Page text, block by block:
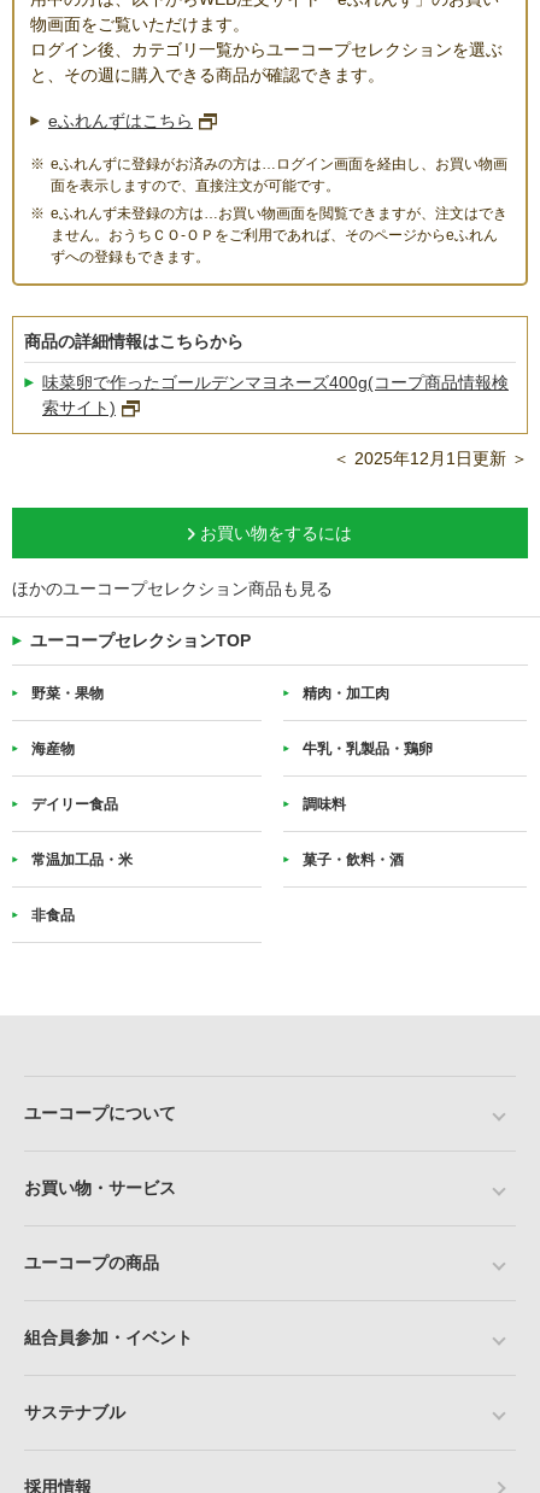
物画面をご覧いただけます。
ログイン後、カテゴリ一覧からユーコープセレクションを選ぶ
と、その週に購入できる商品が確認できます。
eふれんずはこちら
eふれんずに登録がお済みの方は…ログイン画面を経由し、お買い物画
面を表示しますので、直接注文が可能です。
eふれんず未登録の方は…お買い物画面を閲覧できますが、注文はでき
ません。おうちＣＯ-ＯＰをご利用であれば、そのページからeふれん
ずへの登録もできます。
商品の詳細情報はこちらから
味菜卵で作ったゴールデンマヨネーズ400g(コープ商品情報検
索サイト)
＜ 2025年12月1日更新 ＞
お買い物をするには
ほかのユーコープセレクション商品も見る
ユーコープセレクションTOP
野菜・果物 精肉・加工肉
海産物 牛乳・乳製品・鶏卵
デイリー食品 調味料
常温加工品・米 菓子・飲料・酒
非食品
ユーコープについて
お買い物・サービス
ユーコープの商品
組合員参加・イベント
サステナブル
採用情報